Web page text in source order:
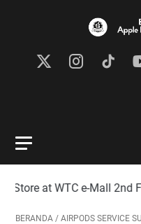
e-Mall 2nd Floor, No.
BERANDA / AIRPODS SERVICE